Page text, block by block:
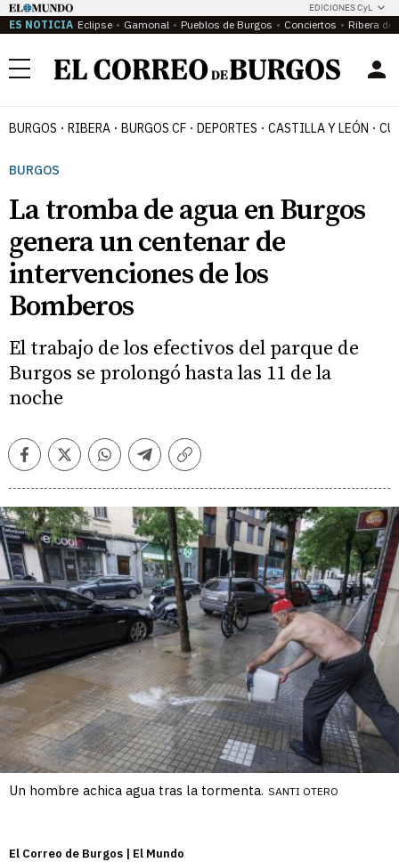
EDICIONES CyL
ES NOTICIA Eclipse Gamonal Pueblos de Burgos Conciertos Ribera del
Menú
BURGOS RIBERA BURGOS CF DEPORTES CASTILLA Y LEÓN
BURGOS
La tromba de agua en Burgos
genera un centenar de
intervenciones de los
Bomberos
El trabajo de los efectivos del parque de
Burgos se prolongó hasta las 11 de la
noche
FacebookTwitterWhatsappTelegramCopiar
Un hombre achica agua tras la tormenta. SANTI OTERO
El Correo de Burgos | El Mundo